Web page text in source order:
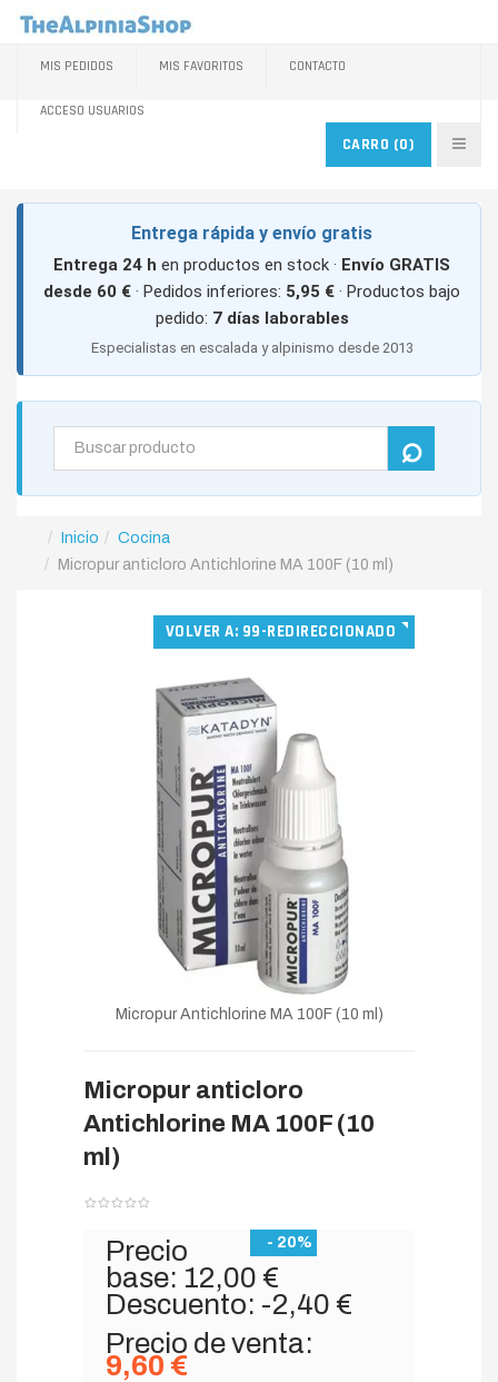
MIS PEDIDOS MIS FAVORITOS CONTACTO
ACCESO USUARIOS
CARRO (0)
Entrega rápida y envío gratis
Entrega 24 h en productos en stock · Envío GRATIS
desde 60 € · Pedidos inferiores: 5,95 € · Productos bajo
pedido: 7 días laborables
Especialistas en escalada y alpinismo desde 2013
Inicio
Cocina
Micropur anticloro Antichlorine MA 100F (10 ml)
VOLVER A: 99-REDIRECCIONADO
Micropur Antichlorine MA 100F (10 ml)
Micropur anticloro
Antichlorine MA 100F (10
ml)
- 20%
Precio
base: 12,00 €
Descuento: -2,40 €
Precio de venta:
9,60 €